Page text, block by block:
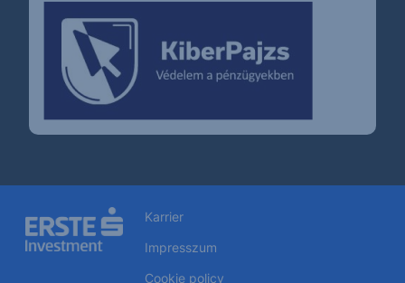
Karrier
Impresszum
Cookie policy